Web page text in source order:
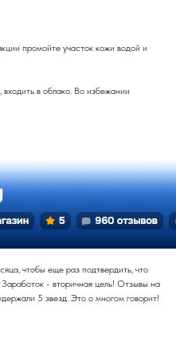
промойте участок кожи водой и
в облако. Во избежании
чтобы еще раз подтвердить, что
- вторичная цель! Отзывы на
5 звезд. Это о многом говорит!